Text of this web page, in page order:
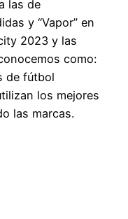
las de
y “Vapor” en
2023 y las
como:
de fútbol
los mejores
las marcas.